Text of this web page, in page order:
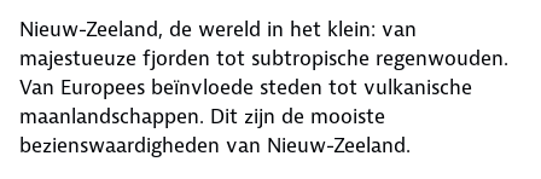
Nieuw-Zeeland, de wereld in het klein: van
majestueuze fjorden tot subtropische regenwouden.
Van Europees beïnvloede steden tot vulkanische
maanlandschappen. Dit zijn de mooiste
bezienswaardigheden van Nieuw-Zeeland.